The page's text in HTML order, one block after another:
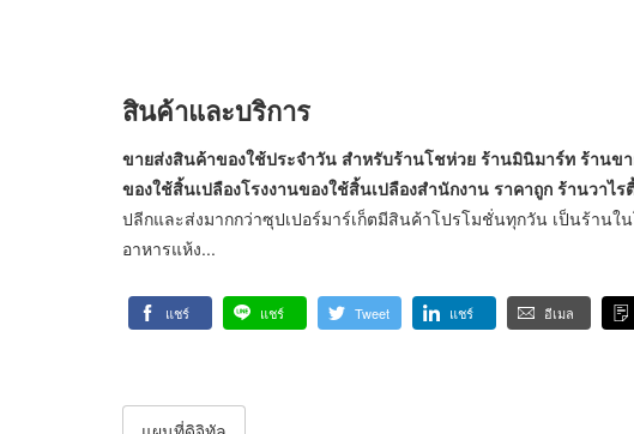
สินค้าและบริการ
ขายส่งสินค้าของใช้ประจำวัน สำหรับร้านโชห่วย ร้านมินิมาร์ท ร้านข
ของใช้สิ้นเปลืองโรงงานของใช้สิ้นเปลืองสำนักงาน ราคาถูก ร้านวาไ
ปลีกและส่งมากกว่าซุปเปอร์มาร์เก็ตมีสินค้าโปรโมชั่นทุกวัน เป็นร้านใ
อาหารแห้ง...
แชร์ แชร์ Tweet แชร์ อีเมล